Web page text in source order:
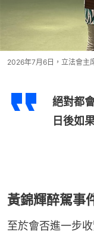
2026年7月6日，立法會主
絕對都
日後如
黃錦輝醉駕事
至於會否進一步